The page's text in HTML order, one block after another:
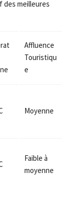
des meilleures
Affluence
Touristiqu
e
Moyenne
Faible à
moyenne